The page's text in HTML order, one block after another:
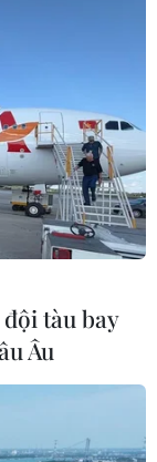
tàu bay
Âu